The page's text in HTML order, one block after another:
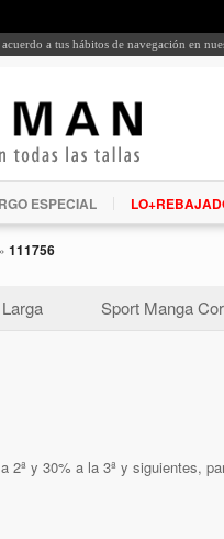
a tus hábitos de navegación en
ESPECIAL
» 111756
Sport Manga
2ª y 30% a la 3ª y siguientes,